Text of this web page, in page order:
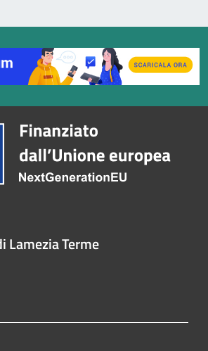
Lamezia Terme